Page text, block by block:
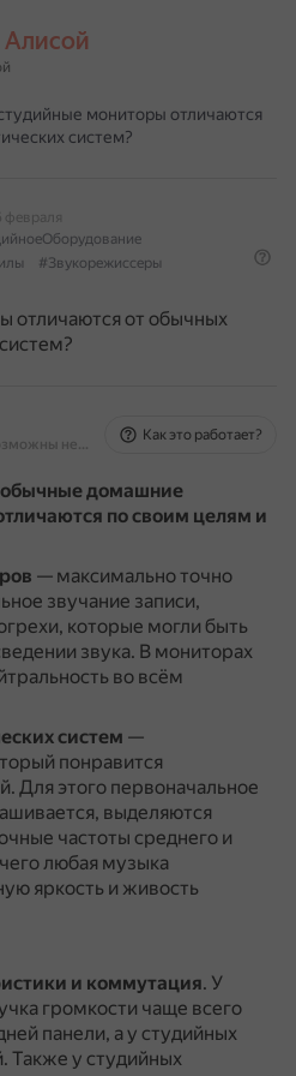
Алисой
мониторы отличаются
систем?
февраля
#Звукорежиссеры
отличаются от обычных
На основе источников, возможны неточности
Как это работает?
домашние
по своим целям и
— максимально точно
звучание записи,
которые могли быть
звука. В мониторах
во всём
систем —
понравится
Для этого первоначальное
выделяются
частоты среднего и
любая музыка
яркость и живость
и коммутация. У
громкости чаще всего
панели, а у студийных
Также у студийных